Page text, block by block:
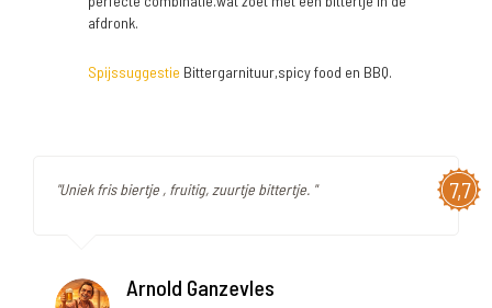
afdronk.
Spijssuggestie Bittergarnituur,spicy food en BBQ.
7,7
"Uniek fris biertje , fruitig, zuurtje bittertje. "
Arnold Ganzevles